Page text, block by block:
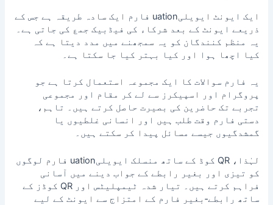
ایک ایونٹ ایویلیuation فارم ایک سادہ طریقہ ہے جس کے
ذریعے ایونٹ کے بعد شرکاء کی فیڈبیک جمع کی جاتی ہے۔
یہ منظم کنندگان کو یہ سمجھنے میں مدد دیتا ہے کہ
کیا اچھا ہوا اور کیا بہتر کیا جا سکتا ہے۔
یہ فارم سوالات کا ایک مجموعہ استعمال کرتا ہے جو
پروگرام اور اسپیکرز سے لے کر مقام اور مجموعی
تجربے تک حاضرین کی بصیرت حاصل کرتے ہیں۔ تاہم،
دستی فارم وقت طلب ہیں اور انسانی غلطیوں یا
گمشدگیوں جیسے مسائل پیدا کر سکتے ہیں۔
لہٰذا، QR کوڈ کے ساتھ منسلک ایویلیuation فارم لوگوں
کو تیزی اور بغیر رابطے کے جواب دینے میں آسانی
فراہم کرتے ہیں۔ تیار شدہ ٹیمپلیٹس اور QR کوڈز کے
ساتھ رابطے‑بغیر فارم کے امتزاج سے ایونٹ کے لیے